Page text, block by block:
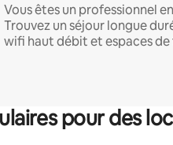
Vous êtes un professionnel
Trouvez un séjour longue
wifi haut débit et espaces
pour des